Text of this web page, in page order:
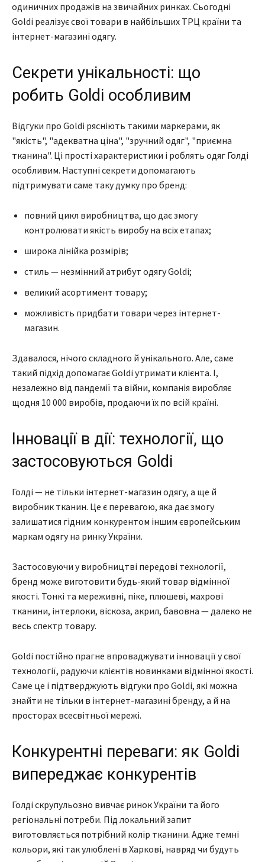
одиничних продажів на звичайних ринках. Сьогодні
Goldi реалізує свої товари в найбільших ТРЦ країни та
інтернет-магазині одягу.
Секрети унікальності: що
робить Goldi особливим
Відгуки про Goldi рясніють такими маркерами, як
"якість", "адекватна ціна", "зручний одяг", "приємна
тканина". Ці прості характеристики і роблять одяг Голді
особливим. Наступні секрети допомагають
підтримувати саме таку думку про бренд:
повний цикл виробництва, що дає змогу
контролювати якість виробу на всіх етапах;
широка лінійка розмірів;
стиль — незмінний атрибут одягу Goldi;
великий асортимент товару;
можливість придбати товари через інтернет-
магазин.
Здавалося, нічого складного й унікального. Але, саме
такий підхід допомагає Goldi утримати клієнта. І,
незалежно від пандемії та війни, компанія виробляє
щодня 10 000 виробів, продаючи їх по всій країні.
Інновації в дії: технології, що
застосовуються Goldi
Голді — не тільки інтернет-магазин одягу, а ще й
виробник тканин. Це є перевагою, яка дає змогу
залишатися гідним конкурентом іншим європейським
маркам одягу на ринку України.
Застосовуючи у виробництві передові технології,
бренд може виготовити будь-який товар відмінної
якості. Тонкі та мереживні, піке, плюшеві, махрові
тканини, інтерлоки, віскоза, акрил, бавовна — далеко не
весь спектр товару.
Goldi постійно прагне впроваджувати інновації у свої
технології, радуючи клієнтів новинками відмінної якості.
Саме це і підтверджують відгуки про Goldi, які можна
знайти не тільки в інтернет-магазині бренду, а й на
просторах всесвітньої мережі.
Конкурентні переваги: як Goldi
випереджає конкурентів
Голді скрупульозно вивчає ринок України та його
регіональні потреби. Під локальний запит
виготовляється потрібний колір тканини. Адже темні
кольори, які так улюблені в Харкові, навряд чи будуть